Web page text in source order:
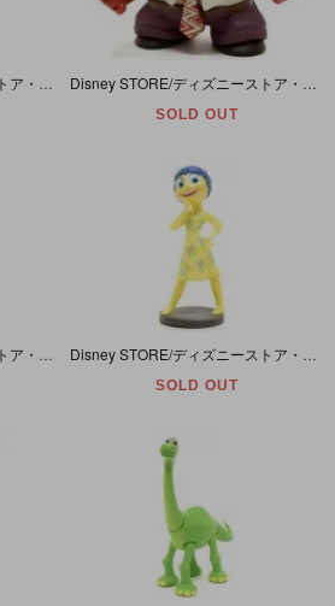
Disney STORE/ディズニーストア・Disney PIXAR/ディズニーピクサー・INSIDE OUT/インサイドアウト/ヘッド・PVCフィギュア 「Disgust/ディスガスト/ムカムカ」 Disney STORE/ディズニーストア・Disney PIXAR/ディズニーピクサー・INSIDE OUT/インサイドアウト/ヘッド・PVC Figureフィギュア「Anger/アンガー/イカリ」
SOLD OUT
SOLD OUT